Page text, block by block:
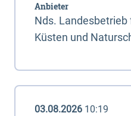
Anbieter
Nds.
Küsten und
03.08.2026 10:19